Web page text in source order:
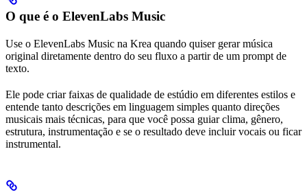
O que é o ElevenLabs Music
Use o ElevenLabs Music na Krea quando quiser gerar música
original diretamente dentro do seu fluxo a partir de um prompt de
texto.
Ele pode criar faixas de qualidade de estúdio em diferentes estilos e
entende tanto descrições em linguagem simples quanto direções
musicais mais técnicas, para que você possa guiar clima, gênero,
estrutura, instrumentação e se o resultado deve incluir vocais ou ficar
instrumental.